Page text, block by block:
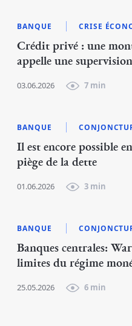
BANQUE CRISE
Crédit privé : une
appelle une
03.06.2026 7 min
BANQUE
Il est encore possible
piège de la dette
01.06.2026 3 min
BANQUE
Banques centrales:
limites du régime
25.05.2026 6 min